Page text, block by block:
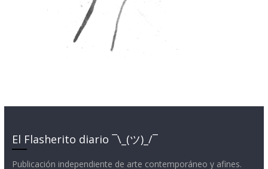
El Flasherito diario ¯\_(ツ)_/¯
Publicación independiente de arte contemporáneo y afines.